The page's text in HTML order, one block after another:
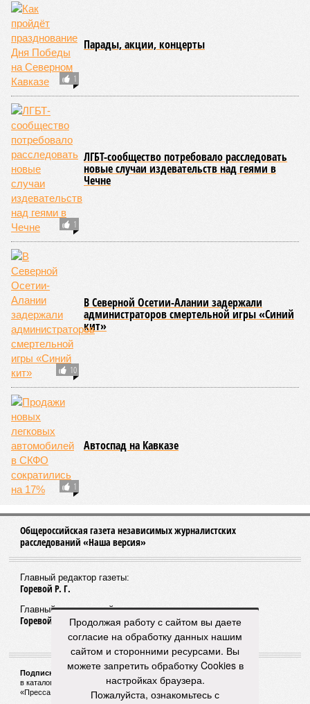
1
Парады, акции, концерты
1
ЛГБТ-сообщество потребовало расследовать
новые случаи издевательств над геями в
Чечне
10
В Северной Осетии-Алании задержали
администраторов смертельной игры «Синий
кит»
1
Автоспад на Кавказе
Общероссийская газета независимых журналистских
расследований «Наша версия»
Главный редактор газеты:
Горевой Р. Г.
Главный редактор сайта:
Горевой Р. Г.
Подписной индекс газеты «Наша версия»:
в каталоге «Почта России» —99266
«Пресса России» (зелёный) —41522
Продолжая работу с сайтом вы даете
согласие на обработку данных нашим
сайтом и сторонними ресурсами. Вы
можете запретить обработку Cookies в
настройках браузера.
Пожалуйста, ознакомьтесь с